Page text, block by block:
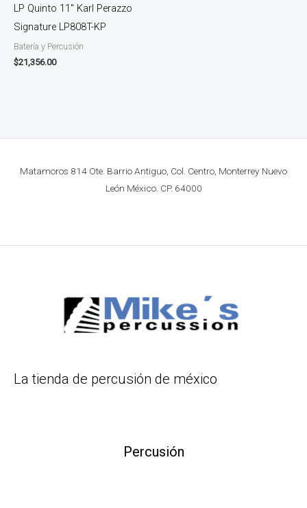
LP Quinto 11″ Karl Perazzo
Signature LP808T-KP
Batería y Percusión
$21,356.00
Matamoros 814 Ote. Barrio Antiguo, Col. Centro, Monterrey Nuevo
León México. CP. 64000
La tienda de percusión de méxico
Percusión